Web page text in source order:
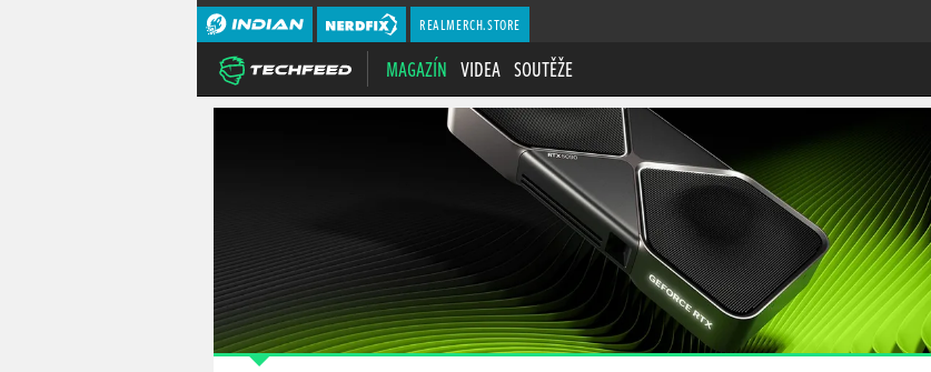
REALMERCH.STORE
MAGAZÍN VIDEA SOUTĚŽE